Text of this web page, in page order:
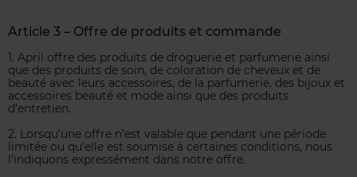
Article 3 – Offre de produits et commande
1. April offre des produits de droguerie et parfumerie ainsi
que des produits de soin, de coloration de cheveux et de
beauté avec leurs accessoires, de la parfumerie, des bijoux et
accessoires beauté et mode ainsi que des produits
d’entretien.
2. Lorsqu’une offre n’est valable que pendant une période
limitée ou qu’elle est soumise à certaines conditions, nous
l’indiquons expressément dans notre offre.